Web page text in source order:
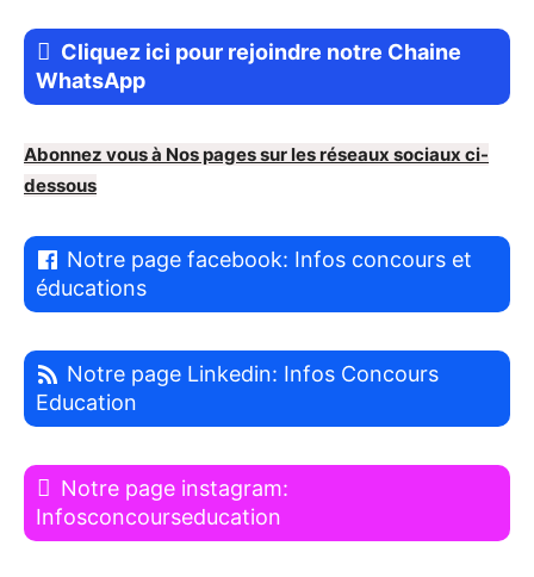
Cliquez ici pour rejoindre notre Chaine
WhatsApp
Abonnez vous à Nos pages sur les réseaux sociaux ci-
dessous
Notre page facebook: Infos concours et
éducations
Notre page Linkedin: Infos Concours
Education
Notre page instagram:
Infosconcourseducation